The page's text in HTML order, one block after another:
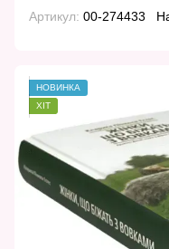
Артикул: 00-274433
НОВИНКА
ХІТ